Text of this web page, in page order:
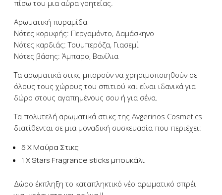
πίσω του μια αύρα γοητείας.
Αρωματική πυραμίδα
Νότες κορυφής: Περγαμόντο, Δαμάσκηνο
Νότες καρδιάς: Τουμπερόζα, Γιασεμί
Νότες βάσης: Άμπαρο, Βανίλια
Τα αρωματικά στικς μπορούν να χρησιμοποιηθούν σε
όλους τους χώρους του σπιτιού και είναι ιδανικά για
δώρο στους αγαπημένους σου ή για σένα.
Τα πολυτελή αρωματικά στικς της Avgerinos Cosmetics
διατίθενται σε μια μοναδική συσκευασία που περιέχει:
5 X Μαύρα Στικς
1 X Stars Fragrance sticks μπουκάλι
Δώρο έκπληξη το καταπληκτικό νέο αρωματικό σπρέι